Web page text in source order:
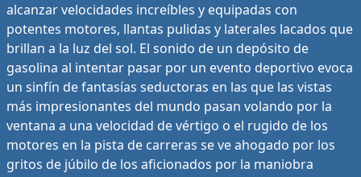
alcanzar velocidades increíbles y equipadas con
potentes motores, llantas pulidas y laterales lacados que
brillan a la luz del sol. El sonido de un depósito de
gasolina al intentar pasar por un evento deportivo evoca
un sinfín de fantasías seductoras en las que las vistas
más impresionantes del mundo pasan volando por la
ventana a una velocidad de vértigo o el rugido de los
motores en la pista de carreras se ve ahogado por los
gritos de júbilo de los aficionados por la maniobra